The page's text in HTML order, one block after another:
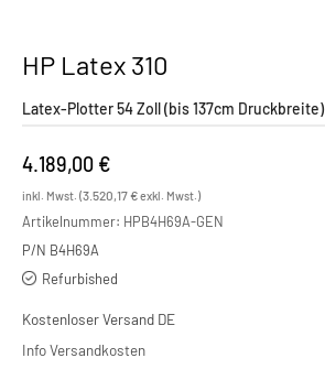
HP Latex 310
Latex-Plotter 54 Zoll (bis 137cm Druckbreite)
4.189,00 €
inkl. Mwst. (3.520,17€exkl. Mwst.)
Artikelnummer: HPB4H69A-GEN
P/N B4H69A
Refurbished
Kostenloser Versand DE
Info Versandkosten